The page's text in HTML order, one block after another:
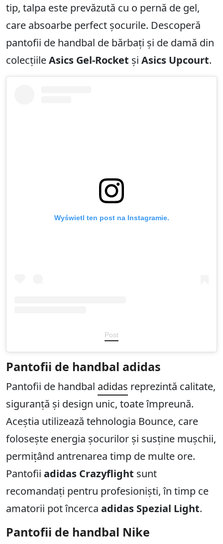
tip, talpa este prevăzută cu o pernă de gel,
care absoarbe perfect șocurile. Descoperă
pantofii de handbal de bărbați și de damă din
colecțiileAsics Gel-Rocket și Asics Upcourt.
Wyświetl ten post na Instagramie.
Post
Pantofii de handbal adidas
Pantofii de handbal adidas reprezintă calitate,
siguranță și design unic, toate împreună.
Aceștia utilizează tehnologia Bounce, care
folosește energia șocurilor și susține mușchii,
permițând antrenarea timp de multe ore.
Pantofii adidas Crazyflight sunt
recomandați pentru profesioniști, în timp ce
amatorii pot încerca adidas Spezial Light.
Pantofii de handbal Nike